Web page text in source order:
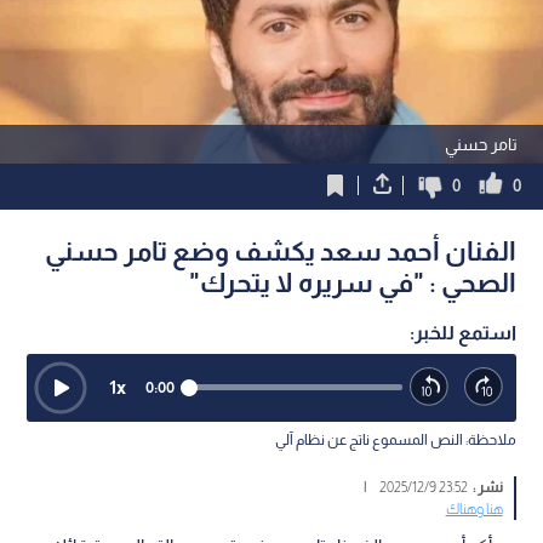
تامر حسني
0
0
الفنان أحمد سعد يكشف وضع تامر حسني
الصحي : "في سريره لا يتحرك"
استمع للخبر:
0:00
1x
ملاحظة: النص المسموع ناتج عن نظام آلي
نشر :23:52 2025/12/9
|
هنا وهناك